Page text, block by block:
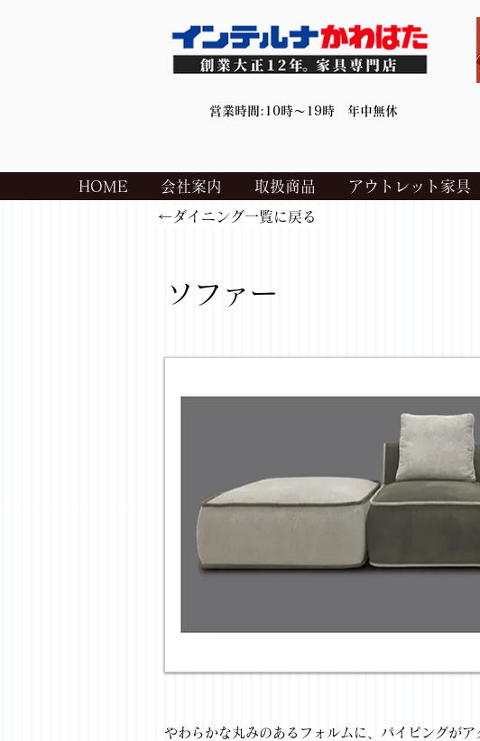
営業時間:10時～19時 年中無休
HOME 会社案内 取扱商品 アウトレット家具
←ダイニング一覧に戻る
ソファー
やわらかな丸みのあるフォルムに、パイピングが